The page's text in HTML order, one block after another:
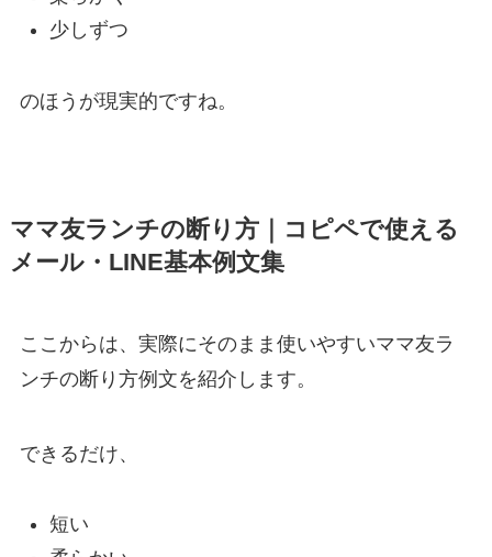
少しずつ
のほうが現実的ですね。
ママ友ランチの断り方｜コピペで使える
メール・LINE基本例文集
ここからは、実際にそのまま使いやすいママ友ラ
ンチの断り方例文を紹介します。
できるだけ、
短い